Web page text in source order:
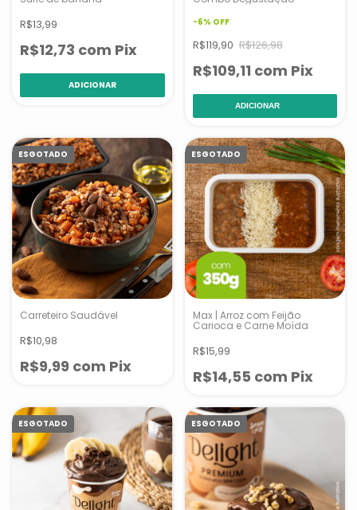
R$13,99
R$12,73 com Pix
-6% OFF
R$119,90 R$126,98
R$109,11 com Pix
ADICIONAR
ESGOTADO
Carreteiro Saudável
R$10,98
R$9,99 com Pix
ESGOTADO
Max | Arroz com Feijão
Carioca e Carne Moída
R$15,99
R$14,55 com Pix
ESGOTADO ESGOTADO